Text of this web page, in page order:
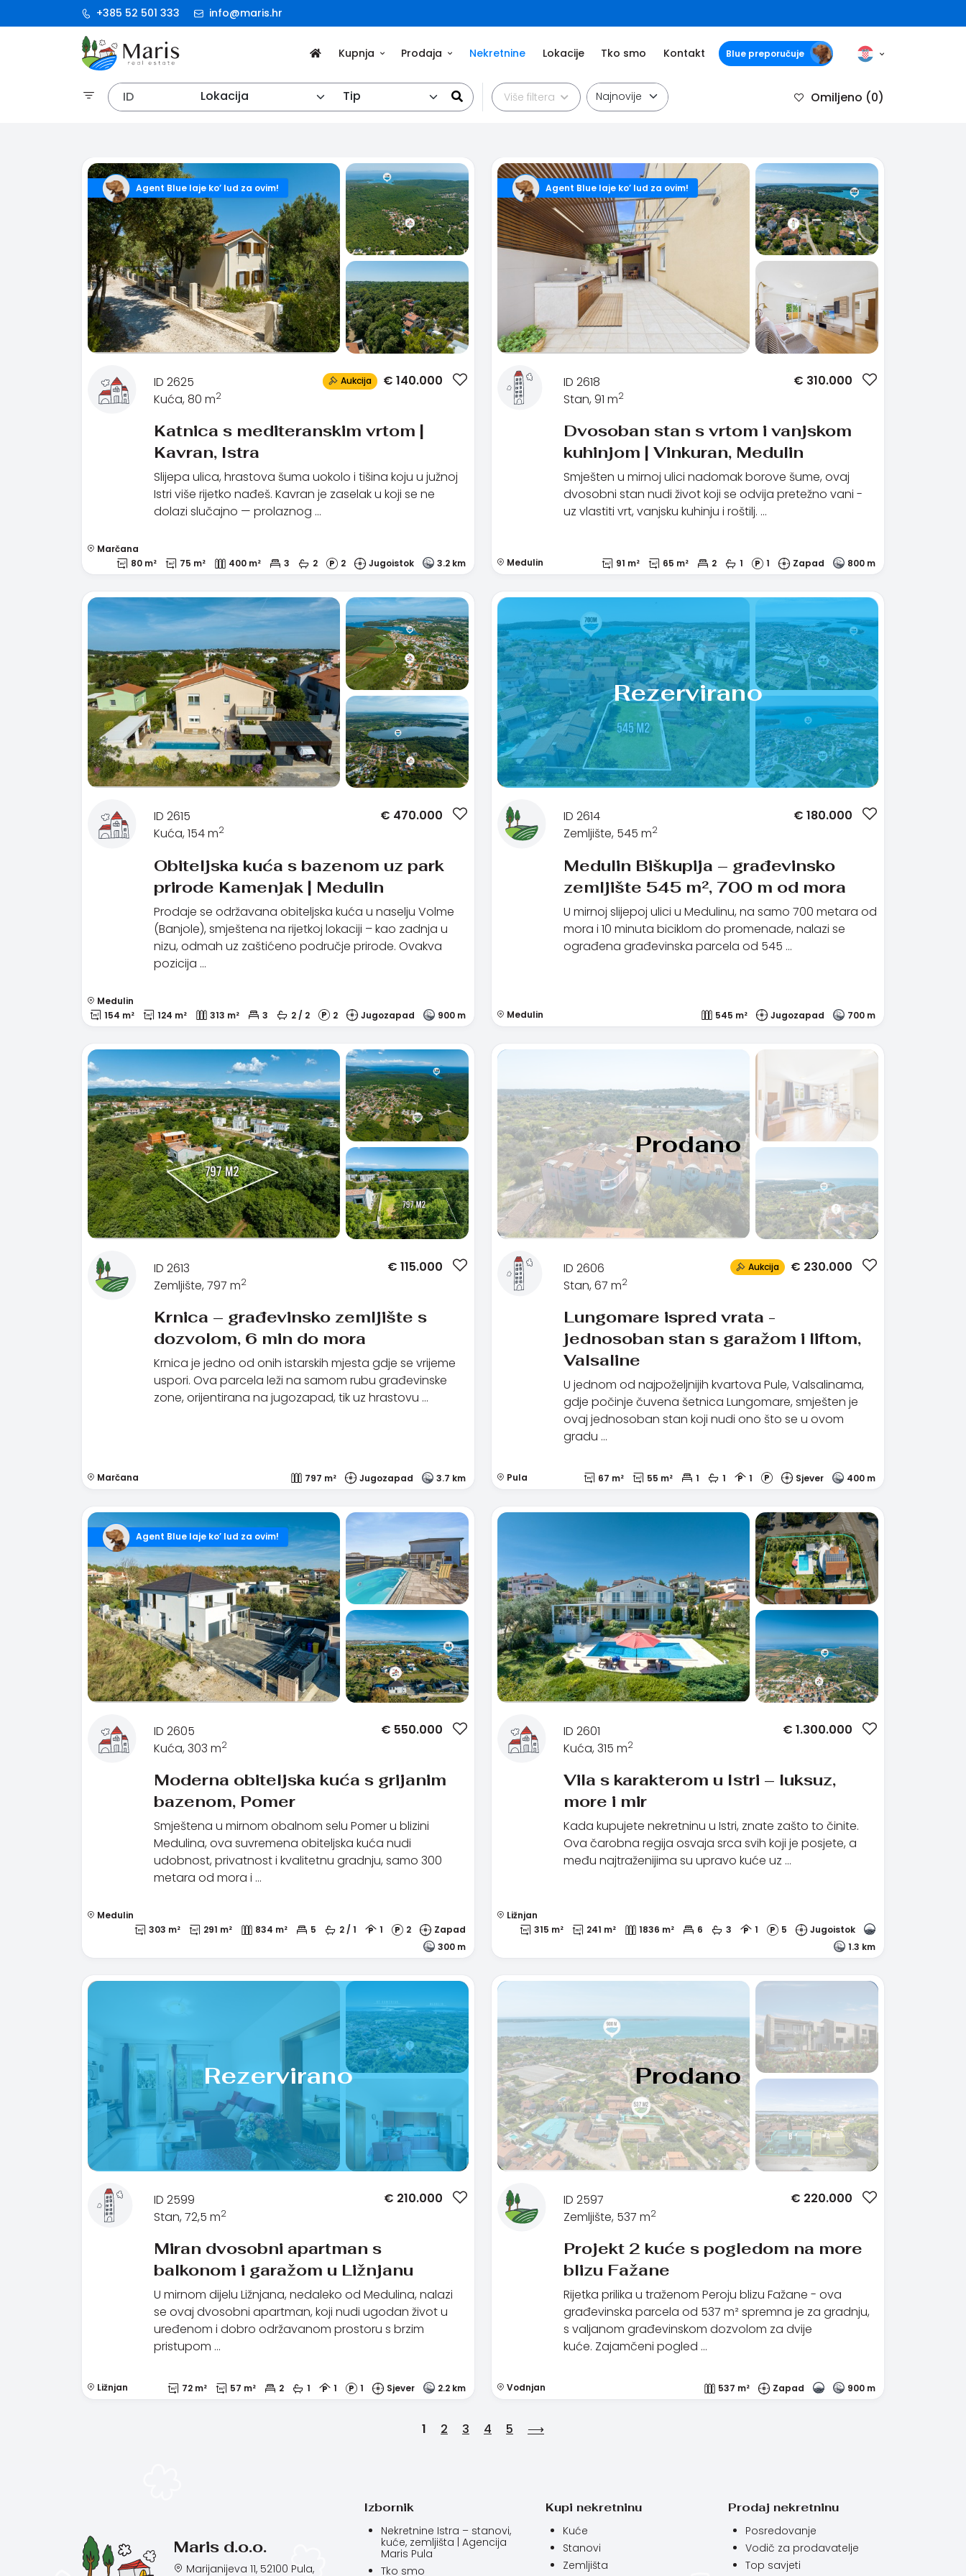
+385 52 501 333 info@maris.hr
Kupnja Prodaja Nekretnine Lokacije Tko smo Kontakt Blue preporučuje
Lokacija Tip Više filtera Najnovije Omiljeno (0)
Agent Blue laje ko’ lud za ovim!
ID 2625
Kuća, 80 m2
Aukcija € 140.000
Katnica s mediteranskim vrtom |
Kavran, Istra
Slijepa ulica, hrastova šuma uokolo i tišina koju u južnoj
Istri više rijetko nađeš. Kavran je zaselak u koji se ne
dolazi slučajno — prolaznog …
Marčana
80 m²
75 m² 400 m² 3 2 2 Jugoistok 3.2 km
Agent Blue laje ko’ lud za ovim!
ID 2618
Stan, 91 m2
€ 310.000
Dvosoban stan s vrtom i vanjskom
kuhinjom | Vinkuran, Medulin
Smješten u mirnoj ulici nadomak borove šume, ovaj
dvosobni stan nudi život koji se odvija pretežno vani -
uz vlastiti vrt, vanjsku kuhinju i roštilj. …
Medulin 91 m² 65 m² 2 1 1 Zapad 800 m
ID 2615
Kuća, 154 m2
€ 470.000
Obiteljska kuća s bazenom uz park
prirode Kamenjak | Medulin
Prodaje se održavana obiteljska kuća u naselju Volme
(Banjole), smještena na rijetkoj lokaciji – kao zadnja u
nizu, odmah uz zaštićeno područje prirode. Ovakva
pozicija …
Medulin
154 m²
124 m² 313 m² 3 2 / 2 2 Jugozapad 900 m
Rezervirano
ID 2614
Zemljište, 545 m2
€ 180.000
Medulin Biškupija – građevinsko
zemljište 545 m², 700 m od mora
U mirnoj slijepoj ulici u Medulinu, na samo 700 metara od
mora i 10 minuta biciklom do promenade, nalazi se
ograđena građevinska parcela od 545 …
Medulin 545 m² Jugozapad 700 m
ID 2613
Zemljište, 797 m2
€ 115.000
Krnica – građevinsko zemljište s
dozvolom, 6 min do mora
Krnica je jedno od onih istarskih mjesta gdje se vrijeme
uspori. Ova parcela leži na samom rubu građevinske
zone, orijentirana na jugozapad, tik uz hrastovu …
Marčana 797 m² Jugozapad 3.7 km
Prodano
ID 2606
Stan, 67 m2
Aukcija € 230.000
Lungomare ispred vrata -
jednosoban stan s garažom i liftom,
Valsaline
U jednom od najpoželjnijih kvartova Pule, Valsalinama,
gdje počinje čuvena šetnica Lungomare, smješten je
ovaj jednosoban stan koji nudi ono što se u ovom
gradu …
Pula 67 m² 55 m² 1 1 1 Sjever 400 m
Agent Blue laje ko’ lud za ovim!
ID 2605
Kuća, 303 m2
€ 550.000
Moderna obiteljska kuća s grijanim
bazenom, Pomer
Smještena u mirnom obalnom selu Pomer u blizini
Medulina, ova suvremena obiteljska kuća nudi
udobnost, privatnost i kvalitetnu gradnju, samo 300
metara od mora i …
Medulin
303 m²
291 m² 834 m² 5 2 / 1 1 2
Zapad
300 m
ID 2601
Kuća, 315 m2
€ 1.300.000
Vila s karakterom u Istri – luksuz,
more i mir
Kada kupujete nekretninu u Istri, znate zašto to činite.
Ova čarobna regija osvaja srca svih koji je posjete, a
među najtraženijima su upravo kuće uz …
Ližnjan
315 m²
241 m² 1836 m² 6 3 1 5
Jugoistok
1.3 km
Rezervirano
ID 2599
Stan, 72,5 m2
€ 210.000
Miran dvosobni apartman s
balkonom i garažom u Ližnjanu
U mirnom dijelu Ližnjana, nedaleko od Medulina, nalazi
se ovaj dvosobni apartman, koji nudi ugodan život u
uređenom i dobro održavanom prostoru s brzim
pristupom …
Ližnjan 72 m² 57 m² 2 1 1 1 Sjever 2.2 km
Prodano
ID 2597
Zemljište, 537 m2
€ 220.000
Projekt 2 kuće s pogledom na more
blizu Fažane
Rijetka prilika u traženom Peroju blizu Fažane - ova
građevinska parcela od 537 m² spremna je za gradnju,
s valjanom građevinskom dozvolom za dvije
kuće. Zajamčeni pogled …
Vodnjan 537 m² Zapad 900 m
1 2 3 4 5 ⟶
Maris d.o.o.
Marijanijeva 11, 52100 Pula,
Izbornik
Nekretnine Istra – stanovi,
kuće, zemljišta | Agencija
Maris Pula
Tko smo
Kupi nekretninu
Kuće
Stanovi
Zemljišta
Prodaj nekretninu
Posredovanje
Vodič za prodavatelje
Top savjeti